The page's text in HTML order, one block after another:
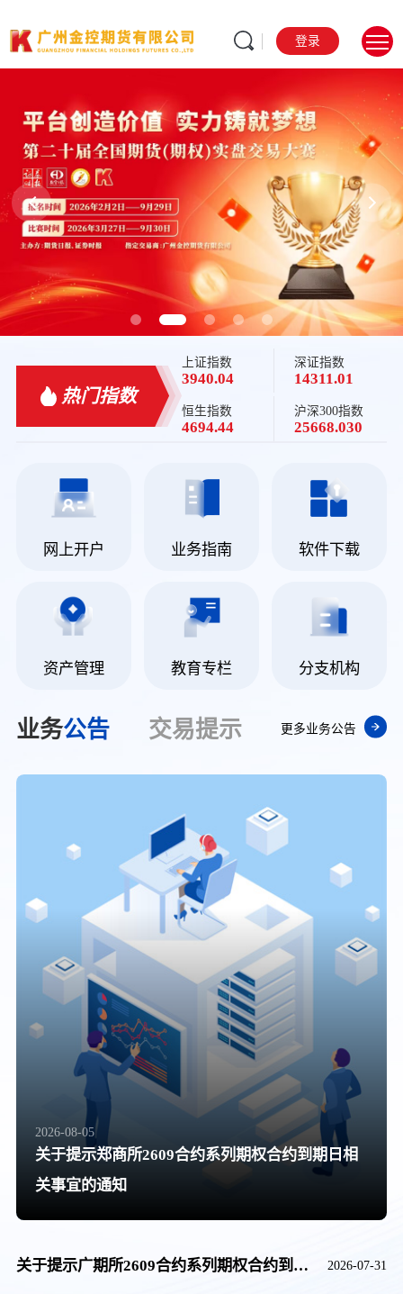
登录
规范 务实 稳健 发展
Standardized, pragmatic, steady development
热门指数
上证指数
3940.04
深证指数
14311.01
恒生指数
4694.44
沪深300指数
25668.030
网上开户 业务指南 软件下载
资产管理 教育专栏 分支机构
业务公告 更多业务公告
交易提示
2026-08-05
关于提示郑商所2609合约系列期权合约到期日相
关事宜的通知
关于提示广期所2609合约系列期权合约到期日相关事项的通知 2026-07-31